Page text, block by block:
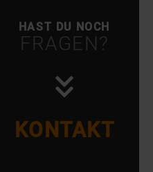
HAST DU NOCH
FRAGEN?
KONTAKT